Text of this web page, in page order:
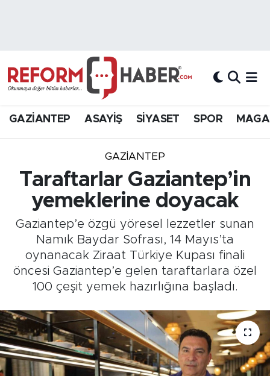
GAZİANTEP ASAYİŞ SİYASET SPOR
GAZIANTEP
Taraftarlar Gaziantep’in
yemeklerine doyacak
Gaziantep’e özgü yöresel lezzetler sunan
Namık Baydar Sofrası, 14 Mayıs’ta
oynanacak Ziraat Türkiye Kupası finali
öncesi Gaziantep’e gelen taraftarlara özel
100 çeşit yemek hazırlığına başladı.
Hava Durumu
Süper Lig Puan Durumu ve Fikstür
Tüm Manşetler
Son Dakika Haberleri
Haber Arşivi